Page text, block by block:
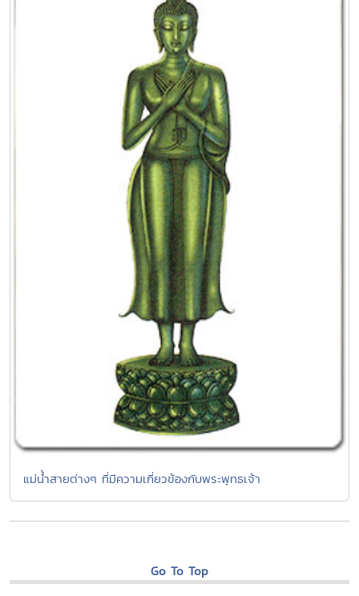
แม่น้ำสายต่างๆ ที่มีความเกี่ยวข้องกับพระพุทธเจ้า
Go To Top